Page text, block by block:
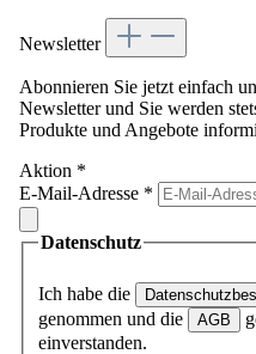
Newsletter
Abonnieren Sie jetzt einfach
Newsletter und Sie werden
Produkte und Angebote
Aktion *
E-Mail-Adresse *
Datenschutz
Ich habe die
genommen und die
AGB
einverstanden.